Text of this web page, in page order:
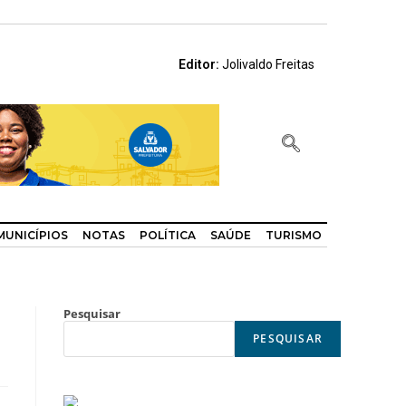
Editor:Jolivaldo Freitas
NOTAS POLÍTICA SAÚDE TURISMO
Pesquisar
PESQUISAR